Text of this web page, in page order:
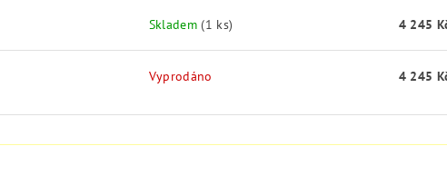
Skladem(1 ks) 4 245
Vyprodáno 4 245